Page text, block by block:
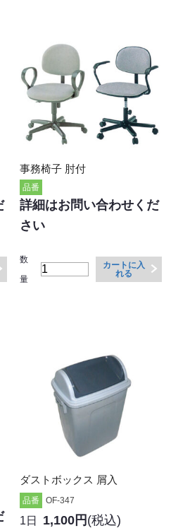
事務椅子 肘付
品番
詳細はお問い合わせくだ
さい
数
量
カートに入
れる
ダストボックス 屑入
品番 OF-347
1日 1,100円 (税込)